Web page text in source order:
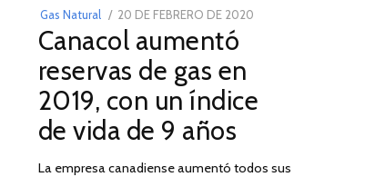
Gas Natural
POSTED
ON
20 DE FEBRERO DE 2020
2025
Canacol aumentó
reservas de gas en
2019, con un índice
de vida de 9 años
La empresa canadiense aumentó todos sus